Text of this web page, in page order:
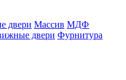
двери Массив МДФ
двери Фурнитура